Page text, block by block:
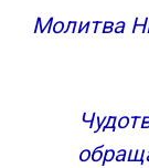
Молитва